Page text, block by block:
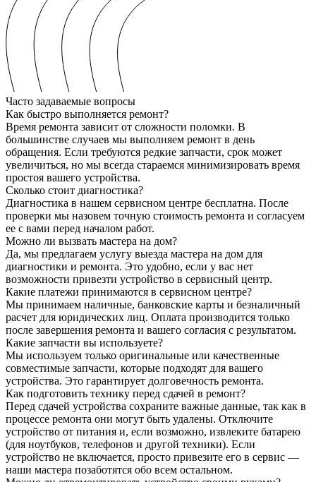
Часто задаваемые вопросы
Как быстро выполняется ремонт?
Время ремонта зависит от сложности поломки. В
большинстве случаев мы выполняем ремонт в день
обращения. Если требуются редкие запчасти, срок может
увеличиться, но мы всегда стараемся минимизировать время
простоя вашего устройства.
Сколько стоит диагностика?
Диагностика в нашем сервисном центре бесплатна. После
проверки мы назовем точную стоимость ремонта и согласуем
ее с вами перед началом работ.
Можно ли вызвать мастера на дом?
Да, мы предлагаем услугу выезда мастера на дом для
диагностики и ремонта. Это удобно, если у вас нет
возможности привезти устройство в сервисный центр.
Какие платежи принимаются в сервисном центре?
Мы принимаем наличные, банковские карты и безналичный
расчет для юридических лиц. Оплата производится только
после завершения ремонта и вашего согласия с результатом.
Какие запчасти вы используете?
Мы используем только оригинальные или качественные
совместимые запчасти, которые подходят для вашего
устройства. Это гарантирует долговечность ремонта.
Как подготовить технику перед сдачей в ремонт?
Перед сдачей устройства сохраните важные данные, так как в
процессе ремонта они могут быть удалены. Отключите
устройство от питания и, если возможно, извлеките батарею
(для ноутбуков, телефонов и другой техники). Если
устройство не включается, просто привезите его в сервис —
наши мастера позаботятся обо всем остальном.